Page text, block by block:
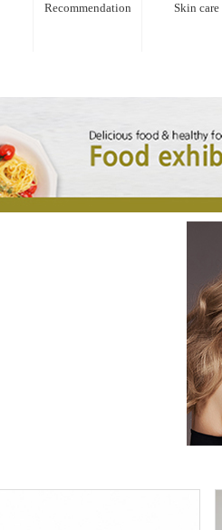
Recommendation Skin care